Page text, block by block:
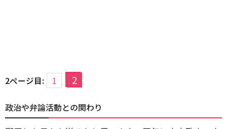
2ページ目: 1 2
政治や弁論活動との関わり